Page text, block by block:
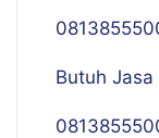
Butuh